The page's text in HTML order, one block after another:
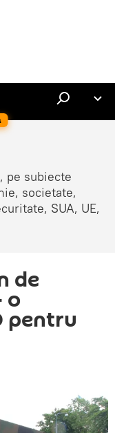
pe subiecte
societate,
SUA, UE,
de
o
pentru